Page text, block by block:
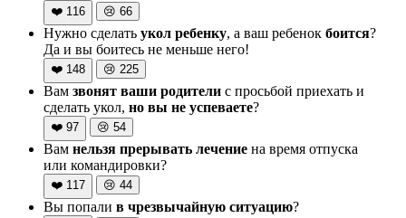
❤️ 116 😢 66
Нужно сделать укол ребенку, а ваш ребенок боится?
Да и вы боитесь не меньше него!
❤️ 148 😢 225
Вам звонят ваши родители с просьбой приехать и
сделать укол, но вы не успеваете?
❤️ 97 😢 54
Вам нельзя прерывать лечение на время отпуска
или командировки?
❤️ 117 😢 44
Вы попали в чрезвычайную ситуацию?